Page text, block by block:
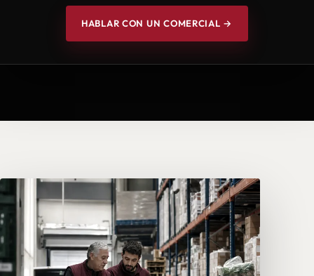
HABLAR CON UN COMERCIAL →